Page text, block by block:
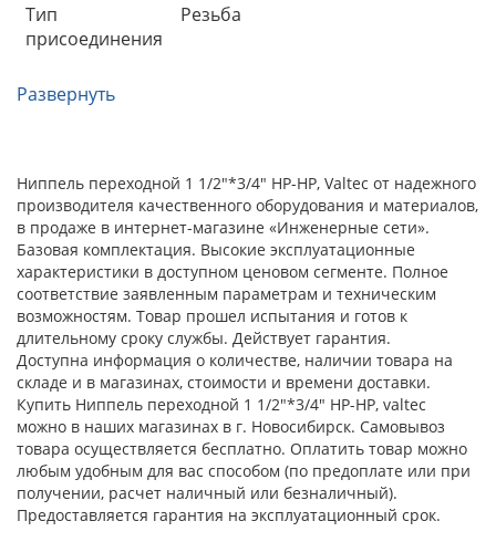
Тип
присоединения
Резьба
Развернуть
Ниппель переходной 1 1/2"*3/4" НР-НР, Valtec от надежного
производителя качественного оборудования и материалов,
в продаже в интернет-магазине «Инженерные сети».
Базовая комплектация. Высокие эксплуатационные
характеристики в доступном ценовом сегменте. Полное
соответствие заявленным параметрам и техническим
возможностям. Товар прошел испытания и готов к
длительному сроку службы. Действует гарантия.
Доступна информация о количестве, наличии товара на
складе и в магазинах, стоимости и времени доставки.
Купить Ниппель переходной 1 1/2"*3/4" НР-НР, valtec
можно в наших магазинах в г. Новосибирск. Самовывоз
товара осуществляется бесплатно. Оплатить товар можно
любым удобным для вас способом (по предоплате или при
получении, расчет наличный или безналичный).
Предоставляется гарантия на эксплуатационный срок.